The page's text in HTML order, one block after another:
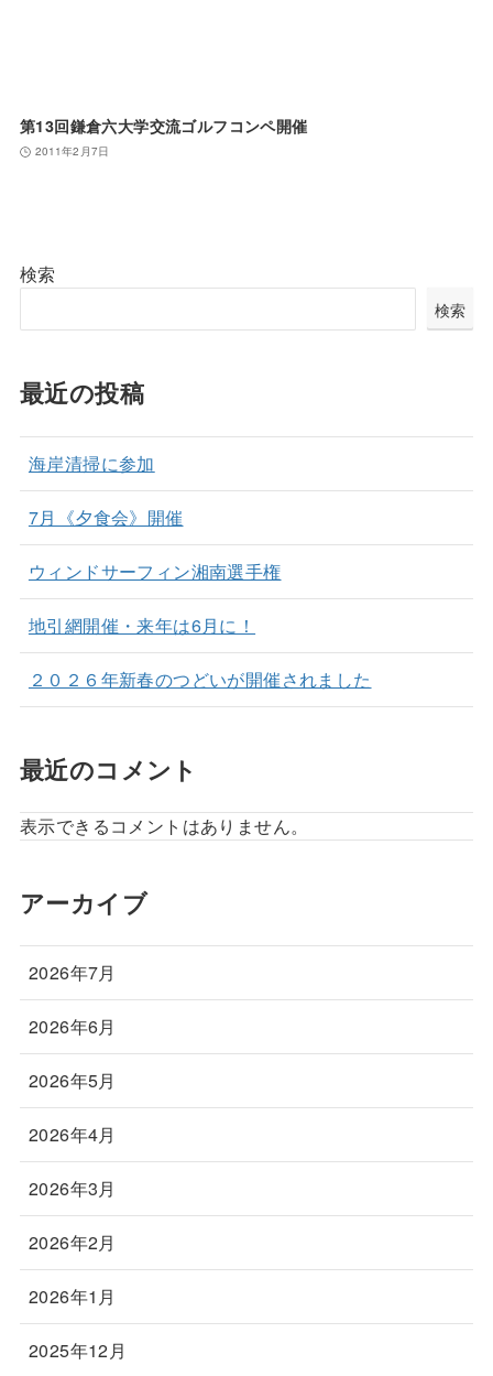
第13回鎌倉六大学交流ゴルフコンペ開催
2011年2月7日
検索
検索
最近の投稿
海岸清掃に参加
7月《夕食会》開催
ウィンドサーフィン湘南選手権
地引網開催・来年は6月に！
２０２６年新春のつどいが開催されました
最近のコメント
表示できるコメントはありません。
アーカイブ
2026年7月
2026年6月
2026年5月
2026年4月
2026年3月
2026年2月
2026年1月
2025年12月